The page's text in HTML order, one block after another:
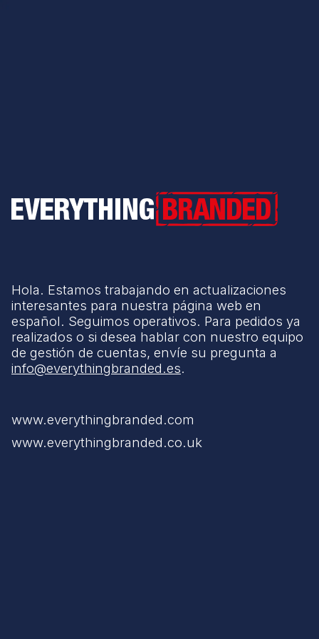
Everything Branded
Hola. Estamos trabajando en actualizaciones
interesantes para nuestra página web en
español. Seguimos operativos. Para pedidos ya
realizados o si desea hablar con nuestro equipo
de gestión de cuentas, envíe su pregunta a
info@everythingbranded.es.
www.everythingbranded.com
www.everythingbranded.co.uk